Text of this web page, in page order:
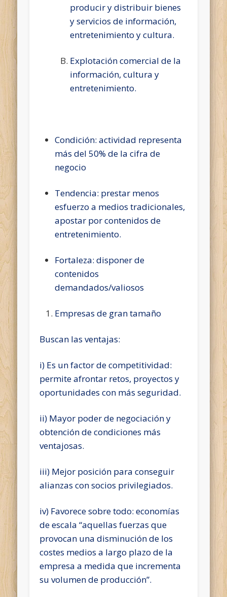
producir y distribuir bienes
y servicios de información,
entretenimiento y cultura.
Explotación comercial de la
información, cultura y
entretenimiento.
Condición: actividad representa
más del 50% de la cifra de
negocio
Tendencia: prestar menos
esfuerzo a medios tradicionales,
apostar por contenidos de
entretenimiento.
Fortaleza: disponer de
contenidos
demandados/valiosos
Empresas de gran tamaño
Buscan las ventajas:
i) Es un factor de competitividad:
permite afrontar retos, proyectos y
oportunidades con más seguridad.
ii) Mayor poder de negociación y
obtención de condiciones más
ventajosas.
iii) Mejor posición para conseguir
alianzas con socios privilegiados.
iv) Favorece sobre todo: economías
de escala “aquellas fuerzas que
provocan una disminución de los
costes medios a largo plazo de la
empresa a medida que incrementa
su volumen de producción”.